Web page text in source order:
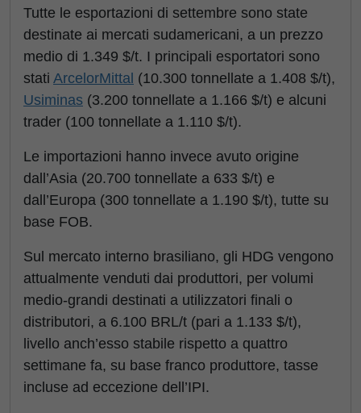
Tutte le esportazioni di settembre sono state
destinate ai mercati sudamericani, a un prezzo
medio di 1.349 $/t. I principali esportatori sono
stati ArcelorMittal (10.300 tonnellate a 1.408 $/t),
Usiminas (3.200 tonnellate a 1.166 $/t) e alcuni
trader (100 tonnellate a 1.110 $/t).
Le importazioni hanno invece avuto origine
dall’Asia (20.700 tonnellate a 633 $/t) e
dall’Europa (300 tonnellate a 1.190 $/t), tutte su
base FOB.
Sul mercato interno brasiliano, gli HDG vengono
attualmente venduti dai produttori, per volumi
medio-grandi destinati a utilizzatori finali o
distributori, a 6.100 BRL/t (pari a 1.133 $/t),
livello anch’esso stabile rispetto a quattro
settimane fa, su base franco produttore, tasse
incluse ad eccezione dell’IPI.